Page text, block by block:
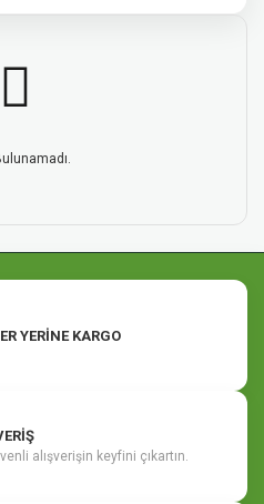
YERİNE KARGO
alışverişin keyfini çıkartın.